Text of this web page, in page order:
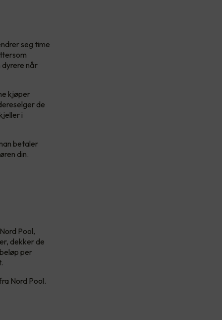
seg time
dyrere når
kjøper
de
i
betaler
din.
Pool,
dekker de
per
Nord Pool.